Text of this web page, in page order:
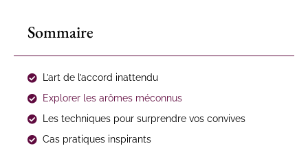
Sommaire
L’art de l’accord inattendu
Explorer les arômes méconnus
Les techniques pour surprendre vos convives
Cas pratiques inspirants